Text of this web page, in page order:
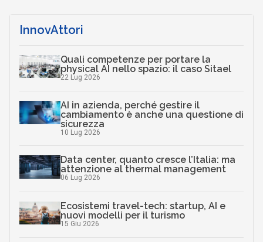
InnovAttori
Quali competenze per portare la
physical AI nello spazio: il caso Sitael
22 Lug 2026
AI in azienda, perché gestire il
cambiamento è anche una questione di
sicurezza
10 Lug 2026
Data center, quanto cresce l’Italia: ma
attenzione al thermal management
06 Lug 2026
Ecosistemi travel-tech: startup, AI e
nuovi modelli per il turismo
15 Giu 2026